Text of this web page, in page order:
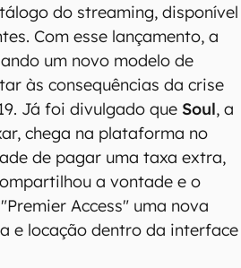
do streaming, disponível
Com esse lançamento, a
um novo modelo de
às consequências da crise
Já foi divulgado que Soul, a
chega na plataforma no
de pagar uma taxa extra,
a vontade e o
Access" uma nova
e locação dentro da interface